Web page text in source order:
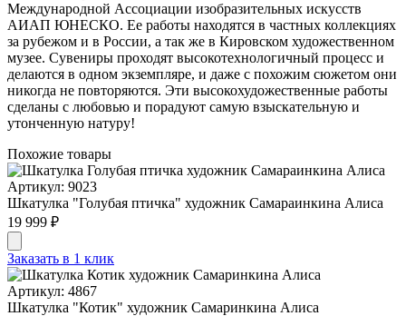
Международной Ассоциации изобразительных искусств
АИАП ЮНЕСКО. Ее работы находятся в частных коллекциях
за рубежом и в России, а так же в Кировском художественном
музее. Сувениры проходят высокотехнологичный процесс и
делаются в одном экземпляре, и даже с похожим сюжетом они
никогда не повторяются. Эти высокохудожественные работы
сделаны с любовью и порадуют самую взыскательную и
утонченную натуру!
Похожие товары
Артикул: 9023
Шкатулка "Голубая птичка" художник Самараинкина Алиса
19 999 ₽
Заказать в 1 клик
Артикул: 4867
Шкатулка "Котик" художник Самаринкина Алиса